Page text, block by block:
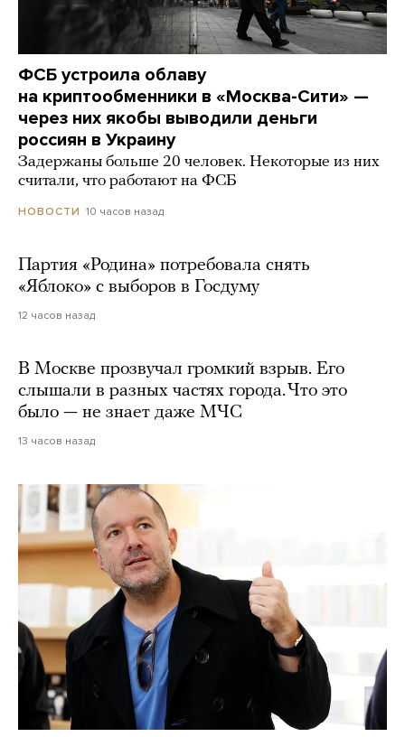
ФСБ устроила облаву
на криптообменники в «Москва-Сити» —
через них якобы выводили деньги
россиян в Украину
Задержаны больше 20 человек. Некоторые из них
считали, что работают на ФСБ
НОВОСТИ 10 часов назад
Партия «Родина» потребовала снять
«Яблоко» с выборов в Госдуму
12 часов назад
В Москве прозвучал громкий взрыв. Его
слышали в разных частях города. Что это
было — не знает даже МЧС
13 часов назад